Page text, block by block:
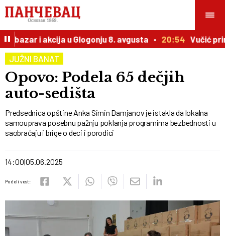
i akcija u Glogonju 8. avgusta 20:54 Vučić
JUŽNI BANAT
Opovo: Podela 65 dečjih
auto-sedišta
Predsednica opštine Anka Simin Damjanov je istakla da lokalna
samouprava posebnu pažnju poklanja programima bezbednosti u
saobraćaju i brige o deci i porodici
14:00 05.06.2025
Podeli vest: